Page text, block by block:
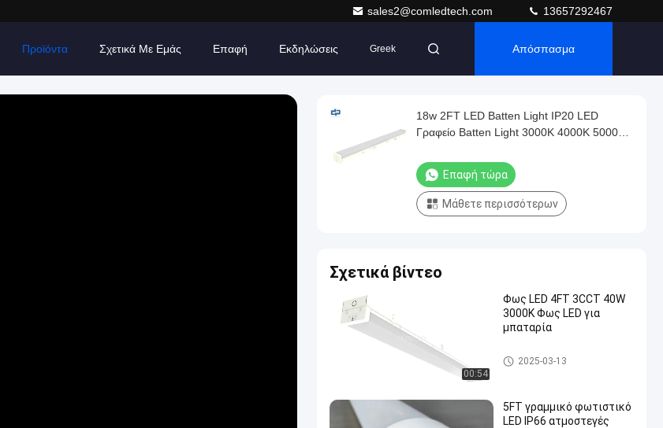
sales2@comledtech.com 13657292467
Προϊόντα Σχετικά Με Εμάς Επαφή Εκδηλώσεις Greek Απόσπασμα
18w 2FT LED Batten Light IP20 LED
Γραφείο Batten Light 3000K 4000K 5000K
Επαφή τώρα
Μάθετε περισσότερων
Σχετικά βίντεο
00:54
Φως LED 4FT 3CCT 40W
3000K Φως LED για
μπαταρία
Εγκατάσταση LED Batten
2025-03-13
5FT γραμμικό φωτιστικό
LED IP66 ατμοστεγές